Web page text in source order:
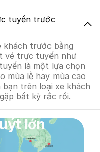
tuyến trước
khách trước bằng
vé trực tuyến như
là một lựa chọn
mùa lễ hay mùa cao
bạn trên loại xe khách
bất kỳ rắc rối.
lớn